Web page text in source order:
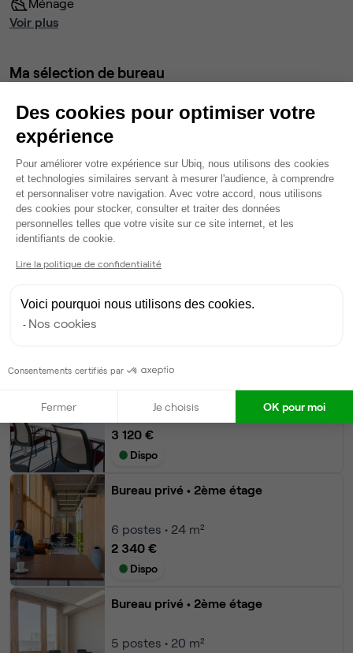
Ménage
Voir plus
Ma sélection de bureau
3
1 170 €
Dispo
Modifier
Autres bureaux de cet espace :
Bureau privé
10postes • 40 m²
Bureau privé
postes • 32 m²
3 120 €
Dispo
Bureau privé • 2ème étage
6 postes • 24 m²
2 340 €
Dispo
Bureau privé • 2ème étage
5 postes • 20 m²
Des cookies pour optimiser votre
expérience
Plateforme de Gestion du
Pour améliorer votre expérience sur Ubiq, nous utilisons des cookies
et technologies similaires servant à mesurer l'audience, à comprendre
et personnaliser votre navigation. Avec votre accord, nous utilisons
des cookies pour stocker, consulter et traiter des données
personnelles telles que votre visite sur ce site internet, et les
identifiants de cookie.
Lire la politique de confidentialité
Voici pourquoi nous utilisons des cookies.
Nos cookies
Consentements certifiés par
Fermer Je choisis OK pour moi